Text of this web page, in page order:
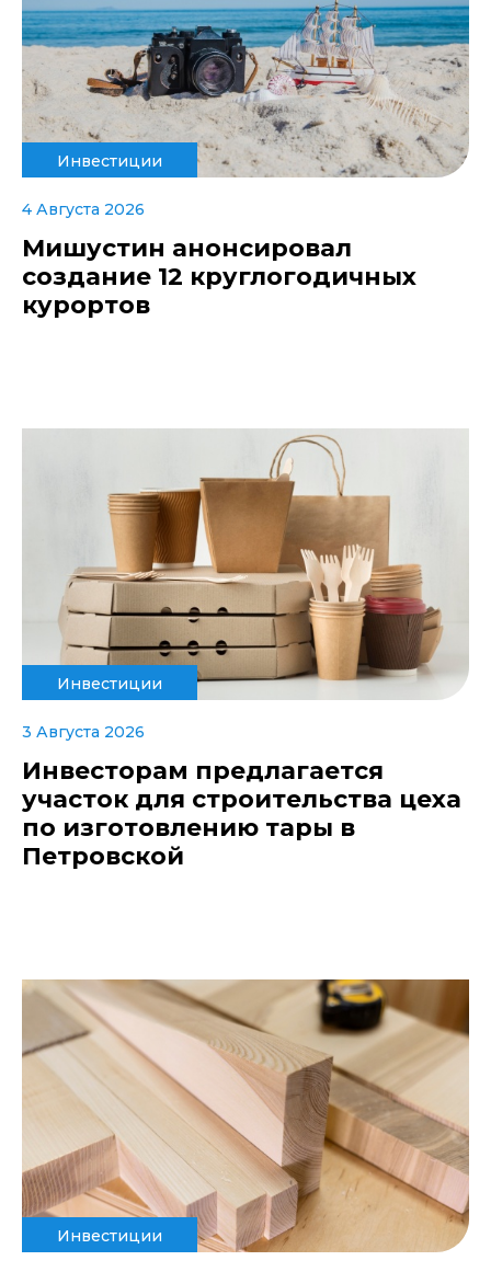
Инвестиции
4 Августа 2026
Мишустин анонсировал
создание 12 круглогодичных
курортов
Инвестиции
3 Августа 2026
Инвесторам предлагается
участок для строительства цеха
по изготовлению тары в
Петровской
Инвестиции